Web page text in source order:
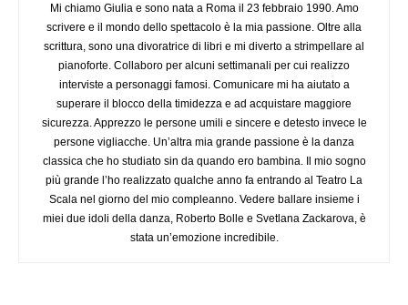
Mi chiamo Giulia e sono nata a Roma il 23 febbraio 1990. Amo
scrivere e il mondo dello spettacolo è la mia passione. Oltre alla
scrittura, sono una divoratrice di libri e mi diverto a strimpellare al
pianoforte. Collaboro per alcuni settimanali per cui realizzo
interviste a personaggi famosi. Comunicare mi ha aiutato a
superare il blocco della timidezza e ad acquistare maggiore
sicurezza. Apprezzo le persone umili e sincere e detesto invece le
persone vigliacche. Un’altra mia grande passione è la danza
classica che ho studiato sin da quando ero bambina. Il mio sogno
più grande l’ho realizzato qualche anno fa entrando al Teatro La
Scala nel giorno del mio compleanno. Vedere ballare insieme i
miei due idoli della danza, Roberto Bolle e Svetlana Zackarova, è
stata un’emozione incredibile.